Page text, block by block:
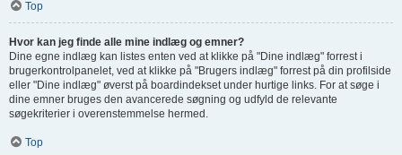
Top
Hvor kan jeg finde alle mine indlæg og emner?
Dine egne indlæg kan listes enten ved at klikke på "Dine indlæg" forrest i
brugerkontrolpanelet, ved at klikke på "Brugers indlæg" forrest på din profilside
eller "Dine indlæg" øverst på boardindekset under hurtige links. For at søge i
dine emner bruges den avancerede søgning og udfyld de relevante
søgekriterier i overenstemmelse hermed.
Top